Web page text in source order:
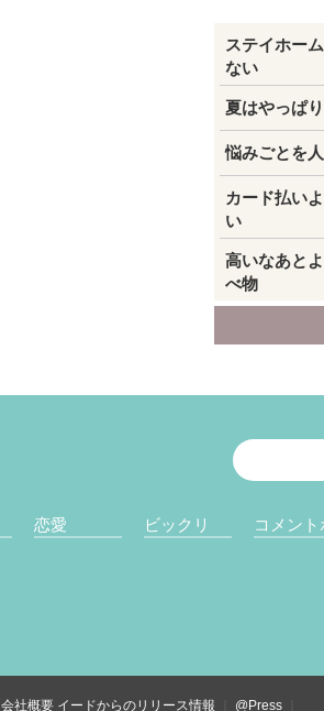
恋愛 ビックリ コメント
会社概要 イードからのリリース情報 @Press